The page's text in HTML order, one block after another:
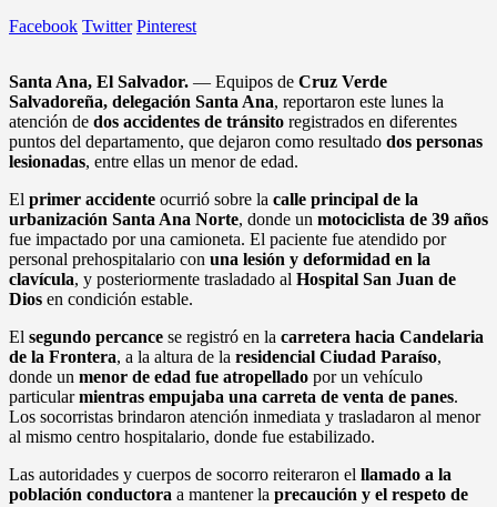
Facebook Twitter Pinterest
Santa Ana, El Salvador. — Equipos de Cruz Verde
Salvadoreña, delegación Santa Ana, reportaron este lunes la
atención de dos accidentes de tránsito registrados en diferentes
puntos del departamento, que dejaron como resultado dos personas
lesionadas, entre ellas un menor de edad.
El primer accidente ocurrió sobre la calle principal de la
urbanización Santa Ana Norte, donde un motociclista de 39 años
fue impactado por una camioneta. El paciente fue atendido por
personal prehospitalario con una lesión y deformidad en la
clavícula, y posteriormente trasladado al Hospital San Juan de
Dios en condición estable.
El segundo percance se registró en la carretera hacia Candelaria
de la Frontera, a la altura de la residencial Ciudad Paraíso,
donde un menor de edad fue atropellado por un vehículo
particularmientras empujaba una carreta de venta de panes.
Los socorristas brindaron atención inmediata y trasladaron al menor
al mismo centro hospitalario, donde fue estabilizado.
Las autoridades y cuerpos de socorro reiteraron el llamado a la
población conductora a mantener la precaución y el respeto de